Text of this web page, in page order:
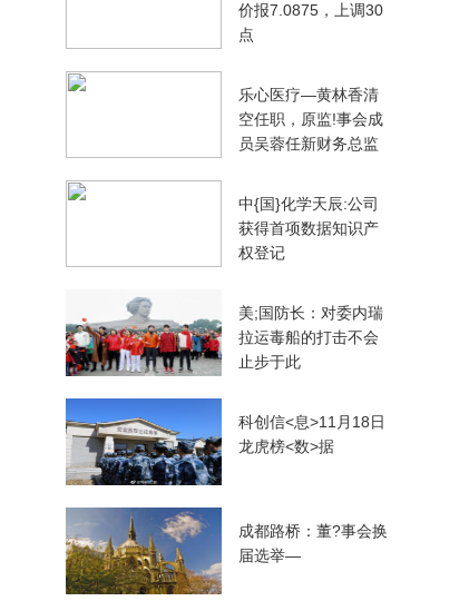
价报7.0875，上调30
点
乐心医疗—黄林香清
空任职，原监!事会成
员吴蓉任新财务总监
中{国}化学天辰:公司
获得首项数据知识产
权登记
美;国防长：对委内瑞
拉运毒船的打击不会
止步于此
科创信<息>11月18日
龙虎榜<数>据
成都路桥：董?事会换
届选举—